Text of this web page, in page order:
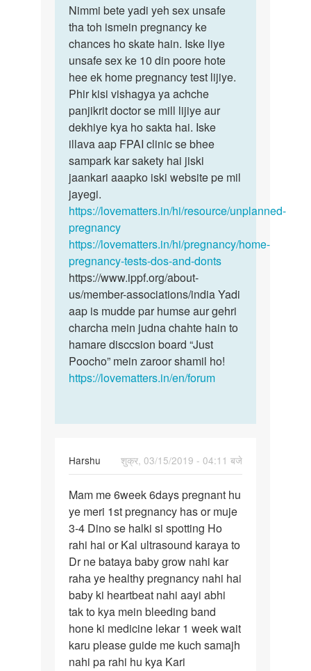
to
Hi
mam
Piroed
k
6
din
pehle…
by
Nimmi
Nimmi
bete
yadi
yeh
sex…
Nimmi bete yadi yeh sex unsafe
tha toh ismein pregnancy ke
chances ho skate hain. Iske liye
unsafe sex ke 10 din poore hote
hee ek home pregnancy test lijiye.
Phir kisi vishagya ya achche
panjikrit doctor se mill lijiye aur
dekhiye kya ho sakta hai. Iske
illava aap FPAI clinic se bhee
sampark kar sakety hai jiski
jaankari aaapko iski website pe mil
jayegi.
https://lovematters.in/hi/resource/unplanned-
pregnancy
https://lovematters.in/hi/pregnancy/home-
pregnancy-tests-dos-and-donts
https://www.ippf.org/about-
us/member-associations/india Yadi
aap is mudde par humse aur gehri
charcha mein judna chahte hain to
hamare disccsion board “Just
Poocho” mein zaroor shamil ho!
https://lovematters.in/en/forum
Harshu
शुक्र, 03/15/2019 - 04:11 बजे
Mam
me
6week
6days
pregnant…
Mam me 6week 6days pregnant hu
ye meri 1st pregnancy has or muje
3-4 Dino se halki si spotting Ho
rahi hai or Kal ultrasound karaya to
Dr ne bataya baby grow nahi kar
raha ye healthy pregnancy nahi hai
baby ki heartbeat nahi aayi abhi
tak to kya mein bleeding band
hone ki medicine lekar 1 week wait
karu please guide me kuch samajh
nahi pa rahi hu kya Kari